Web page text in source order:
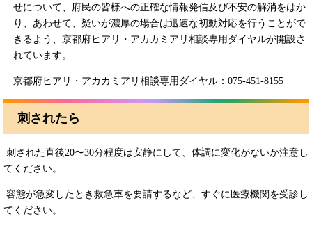
せについて、府民の皆様への正確な情報発信及び不安の解消をはか
り、あわせて、疑いが濃厚の場合は迅速な初動対応を行うことがで
きるよう、京都府ヒアリ・アカカミアリ相談専用ダイヤルが開設さ
れています。
京都府ヒアリ・アカカミアリ相談専用ダイヤル：075-451-8155
刺されたら
刺された直後20〜30分程度は安静にして、体調に変化がないか注意し
てください。
容態が急変したとき救急車を要請するなど、すぐに医療機関を受診し
てください。